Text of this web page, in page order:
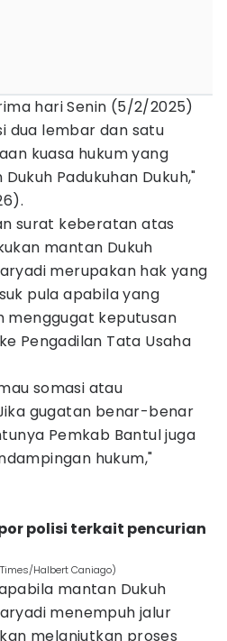
hari Senin (5/2/2025)
dua lembar dan satu
kuasa hukum yang
Padukuhan Dukuh,"
surat keberatan atas
mantan Dukuh
merupakan hak yang
pula apabila yang
menggugat keputusan
Pengadilan Tata Usaha
somasi atau
gugatan benar-benar
Pemkab Bantul juga
hukum,"
polisi terkait pencurian
Halbert Caniago)
mantan Dukuh
menempuh jalur
melanjutkan proses